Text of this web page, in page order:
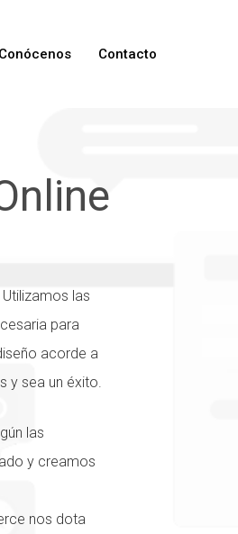
Conócenos Contacto
las
para
acorde a
y sea un éxito.
las
y creamos
nos dota